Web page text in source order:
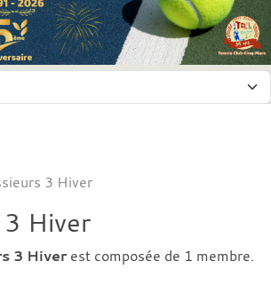
3 Hiver
Hiver
3 Hiverest composée de 1 membre.
des cookies